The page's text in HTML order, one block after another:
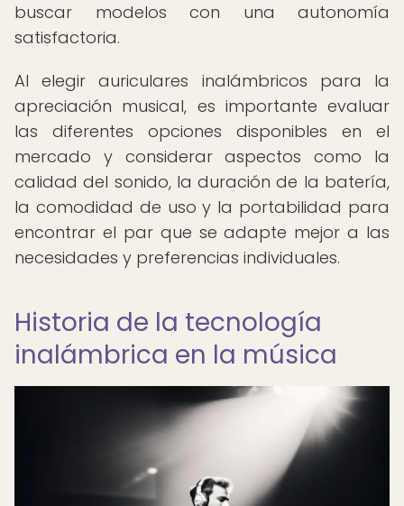
buscar modelos con una autonomía
satisfactoria.
Al elegir auriculares inalámbricos para la
apreciación musical, es importante evaluar
las diferentes opciones disponibles en el
mercado y considerar aspectos como la
calidad del sonido, la duración de la batería,
la comodidad de uso y la portabilidad para
encontrar el par que se adapte mejor a las
necesidades y preferencias individuales.
Historia de la tecnología
inalámbrica en la música